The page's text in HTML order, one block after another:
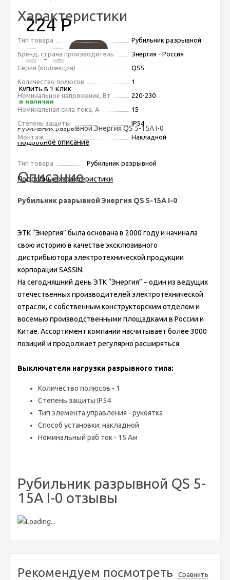
224Р
- +
Купить в 1 клик
В наличии
Рубильник разрывной Энергия QS 5-15A I-0
Подробное описание
Тип товара Рубильник разрывной
Подробные характеристики
Характеристики
Тип товара
Рубильник разрывной
Бренд, страна производитель
Энергия - Россия
Серия (коллекция)
QS5
Количество полюсов
1
Номинальное напряжение, Вт
220-230
Номинальная сила тока, А
15
Степень защиты
IP54
Монтаж
Накладной
Описание
Рубильник разрывной Энергия QS 5-15A I-0
ЭТК “Энергия” была основана в 2000 году и начинала
свою историю в качестве эксклюзивного
дистрибьютора электротехнической продукции
корпорации SASSIN.
На сегодняшний день ЭТК “Энергия” – один из ведущих
отечественных производителей электротехнической
отрасли, с собственным конструкторским отделом и
восемью производственными площадками в России и
Китае. Ассортимент компании насчитывает более 3000
позиций и продолжает регулярно расширяться.
Выключатели нагрузки разрывного типа:
Количество полюсов - 1
Степень защиты IP54
Тип элемента управления - рукоятка
Способ установки: накладной
Номинальный раб ток - 15 Ам
Рубильник разрывной QS 5-
15A I-0 отзывы
Рекомендуем посмотреть
Сравнить